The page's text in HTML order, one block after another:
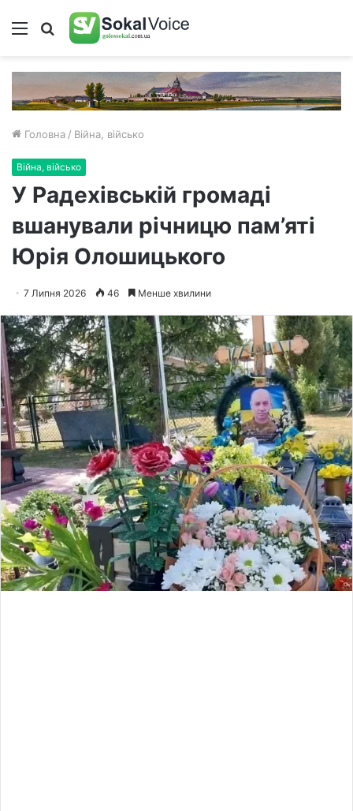
Меню Пошук
Головна / Війна, військо
Війна, військо
У Радехівській громаді
вшанували річницю пам’яті
Юрія Олошицького
7 Липня 2026 46 Менше хвилини